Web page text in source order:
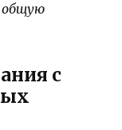
общую
с